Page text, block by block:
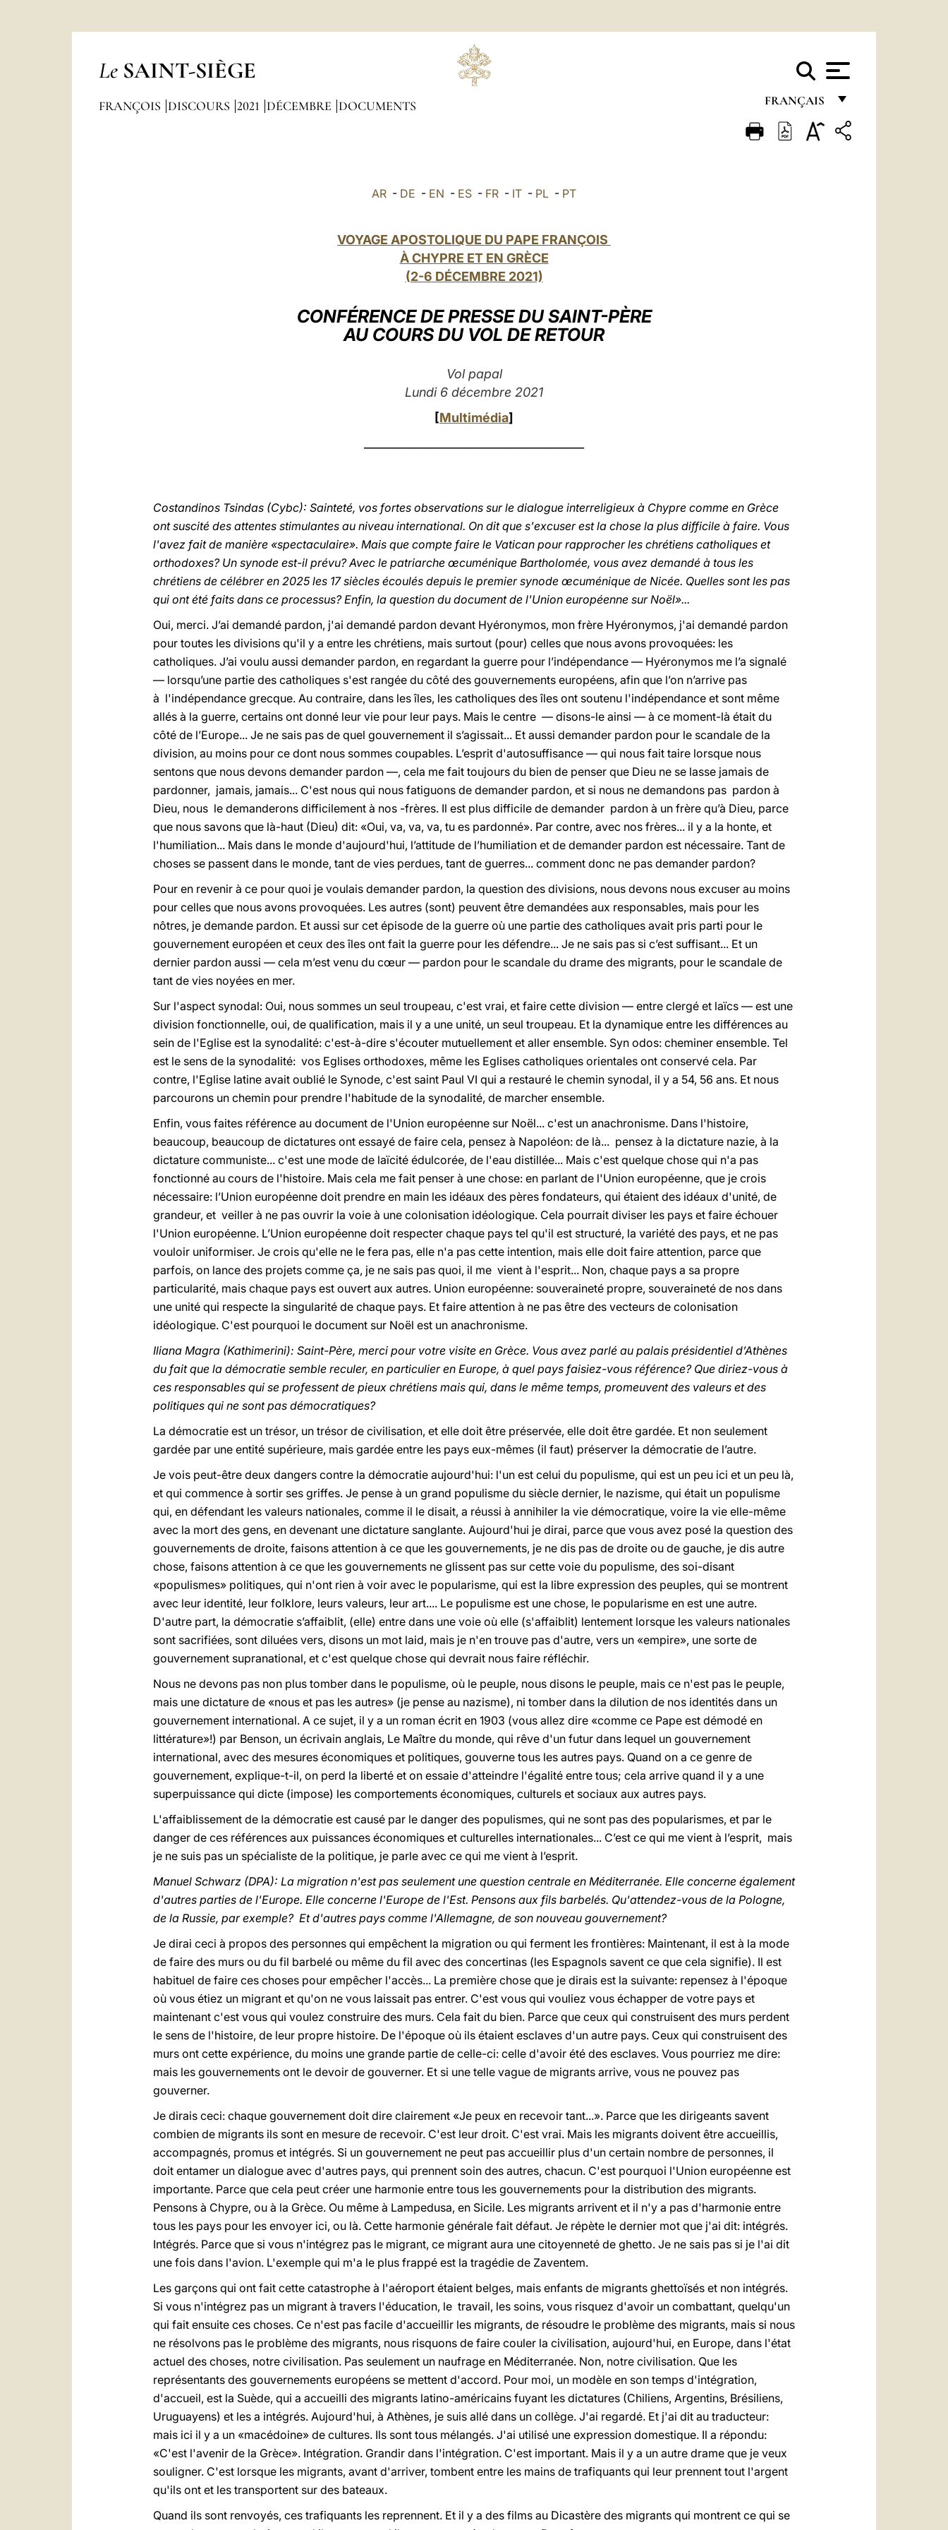
Le SAINT-SIÈGE
FRANÇAIS
FRANÇAIS
FRANÇOIS DISCOURS 2021 DÉCEMBRE DOCUMENTS
AR - DE - EN - ES - FR - IT - PL - PT
VOYAGE APOSTOLIQUE DU PAPE FRANÇOIS
À CHYPRE ET EN GRÈCE
(2-6 DÉCEMBRE 2021)
CONFÉRENCE DE PRESSE DU SAINT-PÈRE
AU COURS DU VOL DE RETOUR
Vol papal
Lundi 6 décembre 2021
[Multimédia]
Costandinos Tsindas (Cybc): Sainteté, vos fortes observations sur le dialogue interreligieux à Chypre comme en Grèce
ont suscité des attentes stimulantes au niveau international. On dit que s'excuser est la chose la plus difficile à faire. Vous
l'avez fait de manière «spectaculaire». Mais que compte faire le Vatican pour rapprocher les chrétiens catholiques et
orthodoxes? Un synode est-il prévu? Avec le patriarche œcuménique Bartholomée, vous avez demandé à tous les
chrétiens de célébrer en 2025 les 17 siècles écoulés depuis le premier synode œcuménique de Nicée. Quelles sont les pas
qui ont été faits dans ce processus? Enfin, la question du document de l'Union européenne sur Noël»...
Oui, merci. J’ai demandé pardon, j'ai demandé pardon devant Hyéronymos, mon frère Hyéronymos, j'ai demandé pardon
pour toutes les divisions qu'il y a entre les chrétiens, mais surtout (pour) celles que nous avons provoquées: les
catholiques. J’ai voulu aussi demander pardon, en regardant la guerre pour l’indépendance — Hyéronymos me l’a signalé
— lorsqu’une partie des catholiques s'est rangée du côté des gouvernements européens, afin que l’on n’arrive pas
à l'indépendance grecque. Au contraire, dans les îles, les catholiques des îles ont soutenu l'indépendance et sont même
allés à la guerre, certains ont donné leur vie pour leur pays. Mais le centre — disons-le ainsi — à ce moment-là était du
côté de l’Europe... Je ne sais pas de quel gouvernement il s’agissait... Et aussi demander pardon pour le scandale de la
division, au moins pour ce dont nous sommes coupables. L’esprit d'autosuffisance — qui nous fait taire lorsque nous
sentons que nous devons demander pardon —, cela me fait toujours du bien de penser que Dieu ne se lasse jamais de
pardonner, jamais, jamais... C'est nous qui nous fatiguons de demander pardon, et si nous ne demandons pas pardon à
Dieu, nous le demanderons difficilement à nos -frères. Il est plus difficile de demander pardon à un frère qu’à Dieu, parce
que nous savons que là-haut (Dieu) dit: «Oui, va, va, va, tu es pardonné». Par contre, avec nos frères... il y a la honte, et
l'humiliation... Mais dans le monde d'aujourd'hui, l’attitude de l’humiliation et de demander pardon est nécessaire. Tant de
choses se passent dans le monde, tant de vies perdues, tant de guerres... comment donc ne pas demander pardon?
Pour en revenir à ce pour quoi je voulais demander pardon, la question des divisions, nous devons nous excuser au moins
pour celles que nous avons provoquées. Les autres (sont) peuvent être demandées aux responsables, mais pour les
nôtres, je demande pardon. Et aussi sur cet épisode de la guerre où une partie des catholiques avait pris parti pour le
gouvernement européen et ceux des îles ont fait la guerre pour les défendre... Je ne sais pas si c’est suffisant... Et un
dernier pardon aussi — cela m’est venu du cœur — pardon pour le scandale du drame des migrants, pour le scandale de
tant de vies noyées en mer.
Sur l'aspect synodal: Oui, nous sommes un seul troupeau, c'est vrai, et faire cette division — entre clergé et laïcs — est une
division fonctionnelle, oui, de qualification, mais il y a une unité, un seul troupeau. Et la dynamique entre les différences au
sein de l'Eglise est la synodalité: c'est-à-dire s'écouter mutuellement et aller ensemble. Syn odos: cheminer ensemble. Tel
est le sens de la synodalité: vos Eglises orthodoxes, même les Eglises catholiques orientales ont conservé cela. Par
contre, l'Eglise latine avait oublié le Synode, c'est saint Paul VI qui a restauré le chemin synodal, il y a 54, 56 ans. Et nous
parcourons un chemin pour prendre l'habitude de la synodalité, de marcher ensemble.
Enfin, vous faites référence au document de l'Union européenne sur Noël... c'est un anachronisme. Dans l'histoire,
beaucoup, beaucoup de dictatures ont essayé de faire cela, pensez à Napoléon: de là... pensez à la dictature nazie, à la
dictature communiste... c'est une mode de laïcité édulcorée, de l'eau distillée... Mais c'est quelque chose qui n'a pas
fonctionné au cours de l'histoire. Mais cela me fait penser à une chose: en parlant de l'Union européenne, que je crois
nécessaire: l’Union européenne doit prendre en main les idéaux des pères fondateurs, qui étaient des idéaux d'unité, de
grandeur, et veiller à ne pas ouvrir la voie à une colonisation idéologique. Cela pourrait diviser les pays et faire échouer
l'Union européenne. L’Union européenne doit respecter chaque pays tel qu'il est structuré, la variété des pays, et ne pas
vouloir uniformiser. Je crois qu'elle ne le fera pas, elle n'a pas cette intention, mais elle doit faire attention, parce que
parfois, on lance des projets comme ça, je ne sais pas quoi, il me vient à l'esprit... Non, chaque pays a sa propre
particularité, mais chaque pays est ouvert aux autres. Union européenne: souveraineté propre, souveraineté de nos dans
une unité qui respecte la singularité de chaque pays. Et faire attention à ne pas être des vecteurs de colonisation
idéologique. C'est pourquoi le document sur Noël est un anachronisme.
Iliana Magra (Kathimerini): Saint-Père, merci pour votre visite en Grèce. Vous avez parlé au palais présidentiel d’Athènes
du fait que la démocratie semble reculer, en particulier en Europe, à quel pays faisiez-vous référence? Que diriez-vous à
ces responsables qui se professent de pieux chrétiens mais qui, dans le même temps, promeuvent des valeurs et des
politiques qui ne sont pas démocratiques?
La démocratie est un trésor, un trésor de civilisation, et elle doit être préservée, elle doit être gardée. Et non seulement
gardée par une entité supérieure, mais gardée entre les pays eux-mêmes (il faut) préserver la démocratie de l’autre.
Je vois peut-être deux dangers contre la démocratie aujourd'hui: l'un est celui du populisme, qui est un peu ici et un peu là,
et qui commence à sortir ses griffes. Je pense à un grand populisme du siècle dernier, le nazisme, qui était un populisme
qui, en défendant les valeurs nationales, comme il le disait, a réussi à annihiler la vie démocratique, voire la vie elle-même
avec la mort des gens, en devenant une dictature sanglante. Aujourd'hui je dirai, parce que vous avez posé la question des
gouvernements de droite, faisons attention à ce que les gouvernements, je ne dis pas de droite ou de gauche, je dis autre
chose, faisons attention à ce que les gouvernements ne glissent pas sur cette voie du populisme, des soi-disant
«populismes» politiques, qui n'ont rien à voir avec le popularisme, qui est la libre expression des peuples, qui se montrent
avec leur identité, leur folklore, leurs valeurs, leur art.... Le populisme est une chose, le popularisme en est une autre.
D'autre part, la démocratie s’affaiblit, (elle) entre dans une voie où elle (s'affaiblit) lentement lorsque les valeurs nationales
sont sacrifiées, sont diluées vers, disons un mot laid, mais je n'en trouve pas d'autre, vers un «empire», une sorte de
gouvernement supranational, et c'est quelque chose qui devrait nous faire réfléchir.
Nous ne devons pas non plus tomber dans le populisme, où le peuple, nous disons le peuple, mais ce n'est pas le peuple,
mais une dictature de «nous et pas les autres» (je pense au nazisme), ni tomber dans la dilution de nos identités dans un
gouvernement international. A ce sujet, il y a un roman écrit en 1903 (vous allez dire «comme ce Pape est démodé en
littérature»!) par Benson, un écrivain anglais, Le Maître du monde, qui rêve d'un futur dans lequel un gouvernement
international, avec des mesures économiques et politiques, gouverne tous les autres pays. Quand on a ce genre de
gouvernement, explique-t-il, on perd la liberté et on essaie d'atteindre l'égalité entre tous; cela arrive quand il y a une
superpuissance qui dicte (impose) les comportements économiques, culturels et sociaux aux autres pays.
L'affaiblissement de la démocratie est causé par le danger des populismes, qui ne sont pas des popularismes, et par le
danger de ces références aux puissances économiques et culturelles internationales... C’est ce qui me vient à l’esprit, mais
je ne suis pas un spécialiste de la politique, je parle avec ce qui me vient à l’esprit.
Manuel Schwarz (DPA): La migration n'est pas seulement une question centrale en Méditerranée. Elle concerne également
d'autres parties de l'Europe. Elle concerne l'Europe de l'Est. Pensons aux fils barbelés. Qu'attendez-vous de la Pologne,
de la Russie, par exemple? Et d'autres pays comme l'Allemagne, de son nouveau gouvernement?
Je dirai ceci à propos des personnes qui empêchent la migration ou qui ferment les frontières: Maintenant, il est à la mode
de faire des murs ou du fil barbelé ou même du fil avec des concertinas (les Espagnols savent ce que cela signifie). Il est
habituel de faire ces choses pour empêcher l'accès... La première chose que je dirais est la suivante: repensez à l'époque
où vous étiez un migrant et qu'on ne vous laissait pas entrer. C'est vous qui vouliez vous échapper de votre pays et
maintenant c'est vous qui voulez construire des murs. Cela fait du bien. Parce que ceux qui construisent des murs perdent
le sens de l'histoire, de leur propre histoire. De l'époque où ils étaient esclaves d'un autre pays. Ceux qui construisent des
murs ont cette expérience, du moins une grande partie de celle-ci: celle d'avoir été des esclaves. Vous pourriez me dire:
mais les gouvernements ont le devoir de gouverner. Et si une telle vague de migrants arrive, vous ne pouvez pas
gouverner.
Je dirais ceci: chaque gouvernement doit dire clairement «Je peux en recevoir tant...». Parce que les dirigeants savent
combien de migrants ils sont en mesure de recevoir. C'est leur droit. C'est vrai. Mais les migrants doivent être accueillis,
accompagnés, promus et intégrés. Si un gouvernement ne peut pas accueillir plus d'un certain nombre de personnes, il
doit entamer un dialogue avec d'autres pays, qui prennent soin des autres, chacun. C'est pourquoi l'Union européenne est
importante. Parce que cela peut créer une harmonie entre tous les gouvernements pour la distribution des migrants.
Pensons à Chypre, ou à la Grèce. Ou même à Lampedusa, en Sicile. Les migrants arrivent et il n'y a pas d'harmonie entre
tous les pays pour les envoyer ici, ou là. Cette harmonie générale fait défaut. Je répète le dernier mot que j'ai dit: intégrés.
Intégrés. Parce que si vous n'intégrez pas le migrant, ce migrant aura une citoyenneté de ghetto. Je ne sais pas si je l'ai dit
une fois dans l'avion. L'exemple qui m'a le plus frappé est la tragédie de Zaventem.
Les garçons qui ont fait cette catastrophe à l'aéroport étaient belges, mais enfants de migrants ghettoïsés et non intégrés.
Si vous n'intégrez pas un migrant à travers l'éducation, le travail, les soins, vous risquez d'avoir un combattant, quelqu'un
qui fait ensuite ces choses. Ce n'est pas facile d'accueillir les migrants, de résoudre le problème des migrants, mais si nous
ne résolvons pas le problème des migrants, nous risquons de faire couler la civilisation, aujourd'hui, en Europe, dans l'état
actuel des choses, notre civilisation. Pas seulement un naufrage en Méditerranée. Non, notre civilisation. Que les
représentants des gouvernements européens se mettent d'accord. Pour moi, un modèle en son temps d'intégration,
d'accueil, est la Suède, qui a accueilli des migrants latino-américains fuyant les dictatures (Chiliens, Argentins, Brésiliens,
Uruguayens) et les a intégrés. Aujourd'hui, à Athènes, je suis allé dans un collège. J'ai regardé. Et j'ai dit au traducteur:
mais ici il y a un «macédoine» de cultures. Ils sont tous mélangés. J'ai utilisé une expression domestique. Il a répondu:
«C'est l'avenir de la Grèce». Intégration. Grandir dans l'intégration. C'est important. Mais il y a un autre drame que je veux
souligner. C'est lorsque les migrants, avant d'arriver, tombent entre les mains de trafiquants qui leur prennent tout l'argent
qu'ils ont et les transportent sur des bateaux.
Quand ils sont renvoyés, ces trafiquants les reprennent. Et il y a des films au Dicastère des migrants qui montrent ce qui se